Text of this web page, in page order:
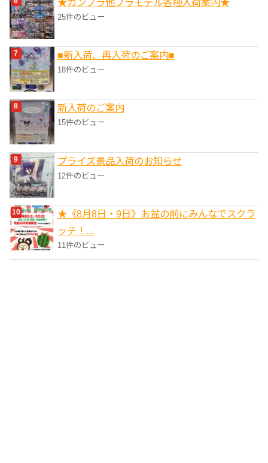
★ガンプラ他プラモデル各種入荷案内★
25件のビュー
■新入荷、再入荷のご案内■
18件のビュー
新入荷のご案内
15件のビュー
プライズ景品入荷のお知らせ
12件のビュー
★《8月8日・9日》お盆の前にみんなでスクラ
ッチ！...
11件のビュー